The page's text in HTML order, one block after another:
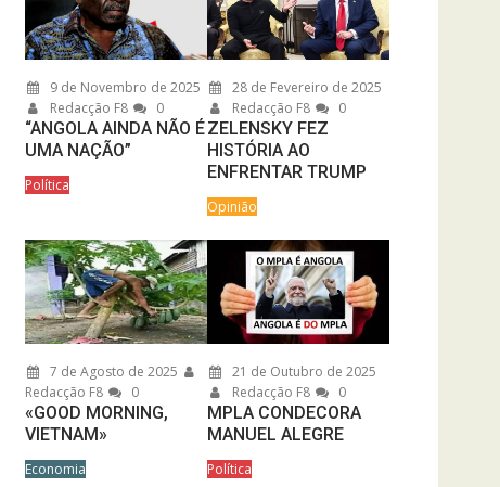
9 de Novembro de 2025
Redacção F8
0
“ANGOLA AINDA NÃO É
UMA NAÇÃO”
Política
28 de Fevereiro de 2025
Redacção F8
0
ZELENSKY FEZ
HISTÓRIA AO
ENFRENTAR TRUMP
Opinião
7 de Agosto de 2025
Redacção F8
0
«GOOD MORNING,
VIETNAM»
Economia
21 de Outubro de 2025
Redacção F8
0
MPLA CONDECORA
MANUEL ALEGRE
Política